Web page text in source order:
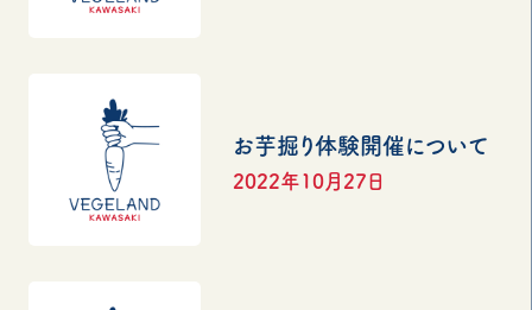
お芋掘り体験開催について
2022年10月27日